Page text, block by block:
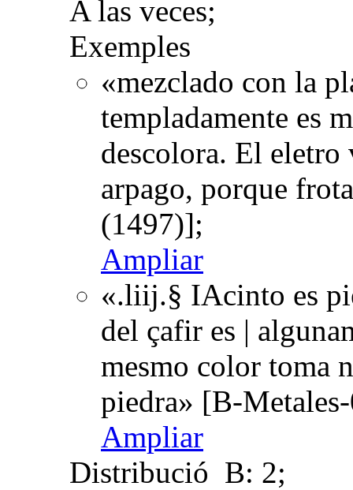
A las veces;
Exemples
«mezclado con la
templadamente es
descolora. El eletro
arpago, porque
(1497)];
Ampliar
«.liij.§ IAcinto es
del çafir es |
mesmo color toma
piedra» [B-
Ampliar
Distribució B: 2;